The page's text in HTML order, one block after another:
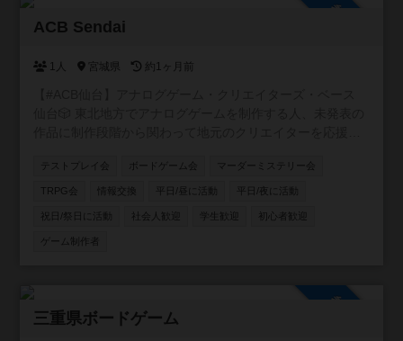
ACB Sendai
1人 宮城県 約1ヶ月前
グゲーム制作コミュニティ!!
テストプレイ会 ボードゲーム会 マーダーミステリー会
TRPG会 情報交換 平日/昼に活動 平日/夜に活動
祝日/祭日に活動 社会人歓迎 学生歓迎 初心者歓迎
ゲーム制作者
三重県ボードゲーム